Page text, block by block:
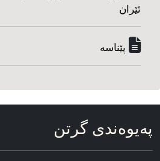
ئێران
پێناسه‌
په‌یوه‌ندی گرتن